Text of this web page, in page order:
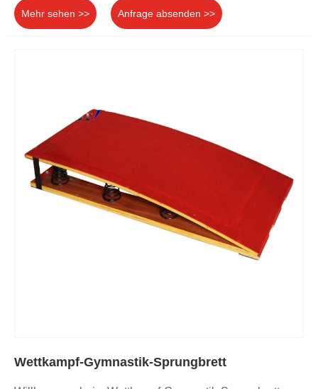
Mehr sehen >> Anfrage absenden >>
Wettkampf-Gymnastik-Sprungbrett